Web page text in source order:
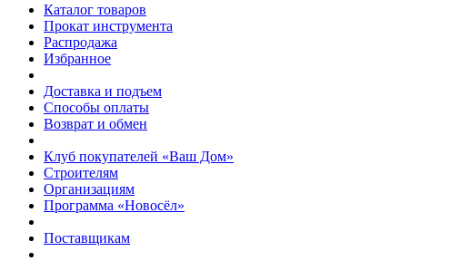
Каталог товаров
Прокат инструмента
Распродажа
Избранное
Доставка и подъем
Способы оплаты
Возврат и обмен
Клуб покупателей «Ваш Дом»
Строителям
Организациям
Программа «Новосёл»
Поставщикам